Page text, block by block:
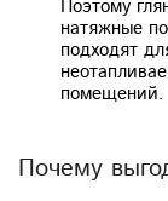
Поэтому
натяжные
подходят
помещений.
Почему